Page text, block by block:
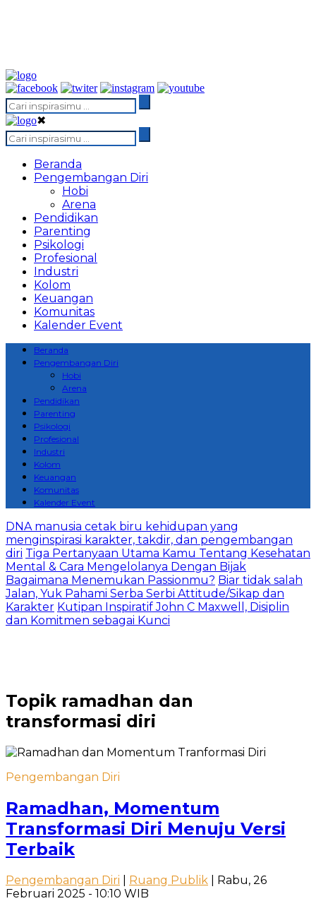
✖
Beranda
Pengembangan Diri
Hobi
Arena
Pendidikan
Parenting
Psikologi
Profesional
Industri
Kolom
Keuangan
Komunitas
Kalender Event
Beranda
Pengembangan Diri
Hobi
Arena
Pendidikan
Parenting
Psikologi
Profesional
Industri
Kolom
Keuangan
Komunitas
Kalender Event
DNA manusia cetak biru kehidupan yang
menginspirasi karakter, takdir, dan pengembangan
diri Tiga Pertanyaan Utama Kamu Tentang Kesehatan
Mental & Cara Mengelolanya Dengan Bijak
Bagaimana Menemukan Passionmu? Biar tidak salah
Jalan, Yuk Pahami Serba Serbi Attitude/Sikap dan
Karakter Kutipan Inspiratif John C Maxwell, Disiplin
dan Komitmen sebagai Kunci
Topik ramadhan dan
transformasi diri
Pengembangan Diri
Ramadhan, Momentum
Transformasi Diri Menuju Versi
Terbaik
Pengembangan Diri Ruang Publik | Rabu, 26
Februari 2025 - 10:10 WIB